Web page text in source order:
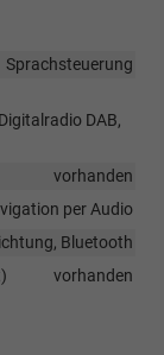
Sprachsteuerung
DAB,
vorhanden
per Audio
Bluetooth
vorhanden